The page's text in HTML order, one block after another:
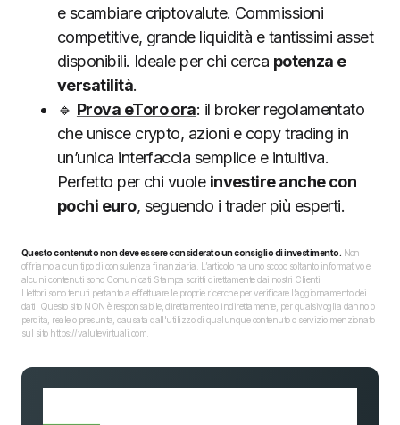
e scambiare criptovalute. Commissioni
competitive, grande liquidità e tantissimi asset
disponibili. Ideale per chi cerca potenza e
versatilità.
🔹 Prova eToro ora: il broker regolamentato
che unisce crypto, azioni e copy trading in
un’unica interfaccia semplice e intuitiva.
Perfetto per chi vuole investire anche con
pochi euro, seguendo i trader più esperti.
Questo contenuto non deve essere considerato un consiglio di investimento. Non
offriamo alcun tipo di consulenza finanziaria. L’articolo ha uno scopo soltanto informativo e
alcuni contenuti sono Comunicati Stampa scritti direttamente dai nostri Clienti.
I lettori sono tenuti pertanto a effettuare le proprie ricerche per verificare l’aggiornamento dei
dati. Questo sito NON è responsabile, direttamente o indirettamente, per qualsivoglia danno o
perdita, reale o presunta, causata dall'utilizzo di qualunque contenuto o servizio menzionato
sul sito https://valutevirtuali.com.